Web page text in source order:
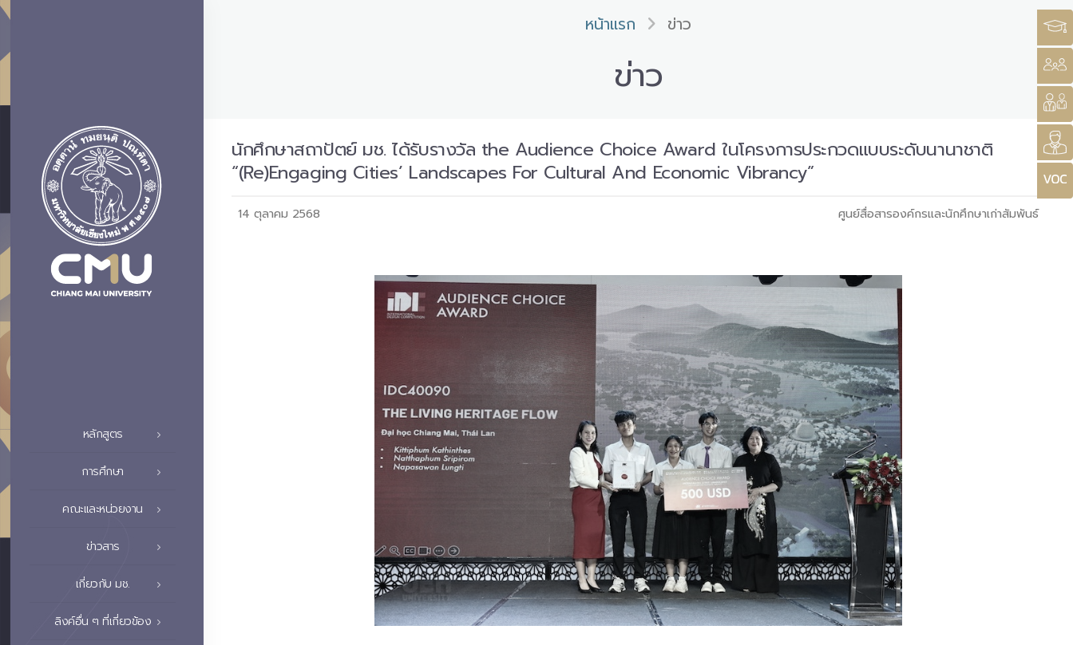
หลักสูตร
การศึกษา
คณะและหน่วยงาน
ข่าวสาร
เกี่ยวกับ มช.
ลิงค์อื่น ๆ ที่เกี่ยวข้อง
หน้าแรก ข่าว
ข่าว
นักศึกษาสถาปัตย์ มช. ได้รับรางวัล the Audience Choice Award ในโครงการประกวดแบบระดับนานาชาติ
“(Re)Engaging Cities’ Landscapes For Cultural And Economic Vibrancy”
14 ตุลาคม 2568 ศูนย์สื่อสารองค์กรและนักศึกษาเก่าสัมพันธ์